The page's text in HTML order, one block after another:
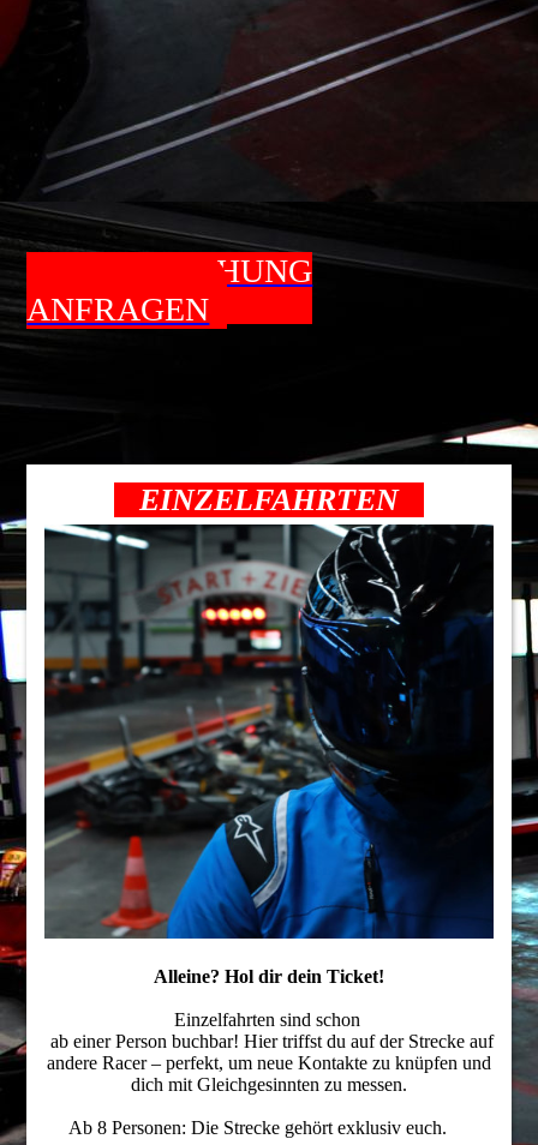
JETZT BUCHUNG
ANFRAGEN
EINZELFAHRTEN
Alleine? Hol dir dein Ticket!
Einzelfahrten sind schon
ab einer Person buchbar! Hier triffst du auf der Strecke auf
andere Racer – perfekt, um neue Kontakte zu knüpfen und
dich mit Gleichgesinnten zu messen.
Ab 8 Personen: Die Strecke gehört exklusiv euch.